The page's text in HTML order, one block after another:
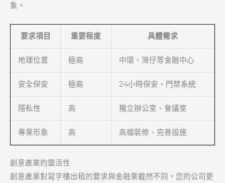
象。
要求項目 重要程度 具體需求
地理位置 極高 中環、灣仔等金融中心
安全保安 極高 24小時保安、門禁系統
隱私性 高 獨立辦公室、會議室
專業形象 高 高檔裝修、完善設施
創意產業的靈活性
創意產業對寫字樓出租的要求與金融業截然不同。您的公司更